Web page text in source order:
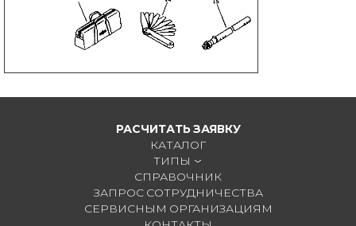
РАСЧИТАТЬ ЗАЯВКУ
КАТАЛОГ
ТИПЫ
СПРАВОЧНИК
ЗАПРОС СОТРУДНИЧЕСТВА
СЕРВИСНЫМ ОРГАНИЗАЦИЯМ